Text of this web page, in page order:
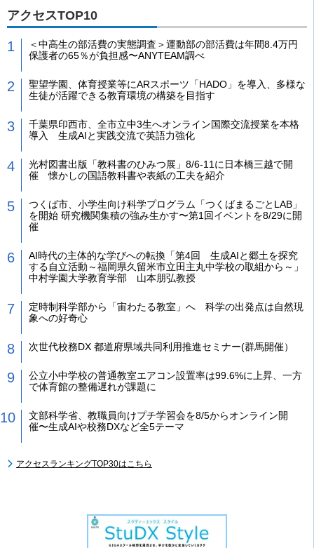
アクセスTOP10
＜中高生の部活費の実態調査＞運動部の部活費は年間8.4万円
保護者の65％が負担感〜ANYTEAM調べ
聖望学園、体育授業等にARスポーツ「HADO」を導入、多様な
生徒が活躍できる教育環境の構築を目指す
千葉県印西市、全市立中3生へオンライン国際交流授業を本格
導入 生成AIと実践交流で英語力強化
光村図書出版「教科書のひみつ展」8/6-11に日本橋三越で開
催 懐かしの国語教科書や表紙の工夫を紹介
つくば市、小学生向け科学プログラム「つくばまるごとLAB」
を開始 研究機関集積の強み生かす〜第1回イベントを8/29に開
催
AI時代の主体的な学びへの転換「第4回 生成AIと郷土を探究
する自立活動～福岡県久留米市立田主丸中学校の取組から～」
中村学園大学教育学部 山本朋弘教授
定時制科学部から「宙わたる教室」へ 科学の出発点は自然現
象への好奇心
次世代校務DX 都道府県域共同利用推進セミナー(群馬開催）
公立小中学校の普通教室エアコン設置率は99.6%に上昇、一方
で体育館の整備遅れが課題に
文部科学省、教職員向けプチ学習会を8/5からオンライン開
催〜生成AIや校務DXなど全5テーマ
アクセスランキングTOP30はこちら